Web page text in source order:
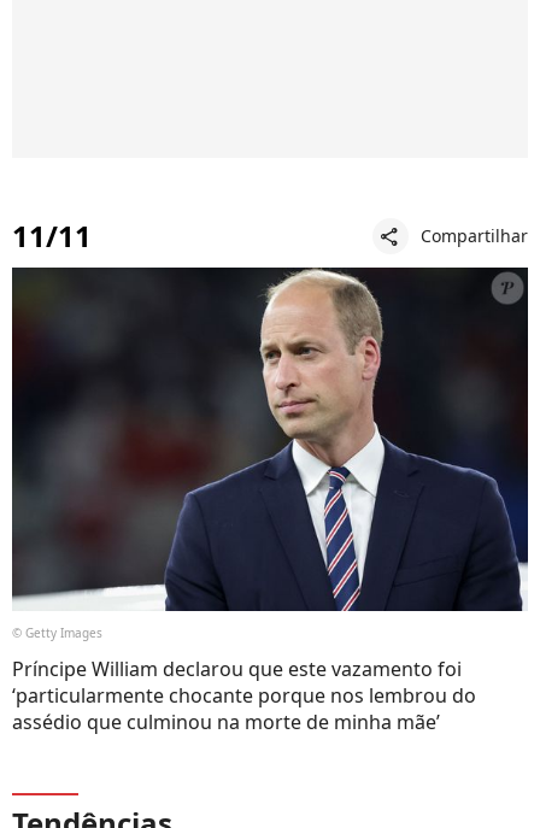
11/11 share Compartilhar
© Getty Images
Príncipe William declarou que este vazamento foi
‘particularmente chocante porque nos lembrou do
assédio que culminou na morte de minha mãe’